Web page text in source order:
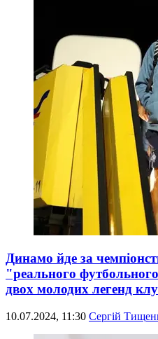
Динамо йде за
"реального
двох молодих легенд
10.07.2024, 11:30 Сергій